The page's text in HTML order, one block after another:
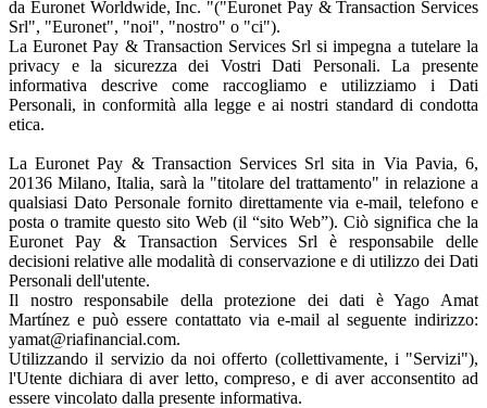
da Euronet Worldwide, Inc. "("Euronet Pay & Transaction Services
Srl", "Euronet", "noi", "nostro" o "ci").
La Euronet Pay & Transaction Services Srl si impegna a tutelare la
privacy e la sicurezza dei Vostri Dati Personali. La presente
informativa descrive come raccogliamo e utilizziamo i Dati
Personali, in conformità alla legge e ai nostri standard di condotta
etica.
La Euronet Pay & Transaction Services Srl sita in Via Pavia, 6,
20136 Milano, Italia, sarà la "titolare del trattamento" in relazione a
qualsiasi Dato Personale fornito direttamente via e-mail, telefono e
posta o tramite questo sito Web (il “sito Web”). Ciò significa che la
Euronet Pay & Transaction Services Srl è responsabile delle
decisioni relative alle modalità di conservazione e di utilizzo dei Dati
Personali dell'utente.
Il nostro responsabile della protezione dei dati è Yago Amat
Martínez e può essere contattato via e-mail al seguente indirizzo:
yamat@riafinancial.com.
Utilizzando il servizio da noi offerto (collettivamente, i "Servizi"),
l'Utente dichiara di aver letto, compreso, e di aver acconsentito ad
essere vincolato dalla presente informativa.